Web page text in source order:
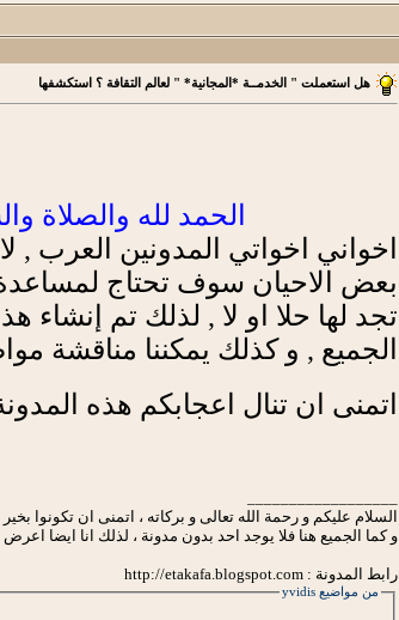
هل استعملت " الخدمــة *المجانية* " لعالم التقافة ؟ استكشفها
الحمد لله والصلاة
اخواني اخواتي المدونين
بعض الاحيان سوف تحتاج
تجد لها حلا او لا , لذلك تم
الجميع , و كذلك يمكننا مناقشة
اتمنى ان تنال اعجابكم هذه
السلام عليكم و رحمة الله تعالى و بركاته ، اتمنى ان تكونوا
و كما الجميع هنا فلا يوجد احد بدون مدونة ، لذلك انا ايضا اعرض
رابط المدونة : http://etakafa.blogspot.com
من مواضيع yvidis